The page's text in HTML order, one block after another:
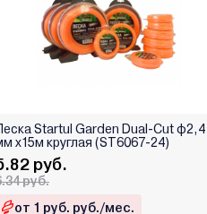
Startul Garden Dual-Cut ф2,4
х15м круглая (ST6067-24)
руб.
руб.
от 1 руб. руб./мес.